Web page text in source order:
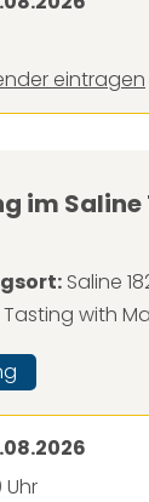
eintragen
im Saline
Saline
Tasting with
Uhr